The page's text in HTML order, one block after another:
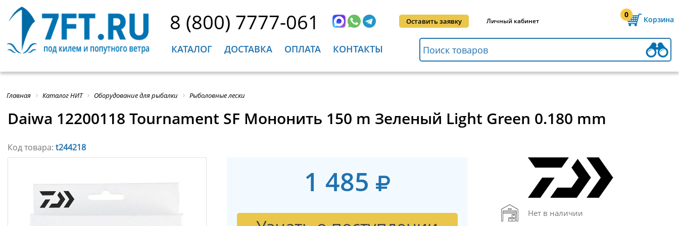
8 (800) 7777-061 Оставить заявку Личный кабинет
0
Корзина
КАТАЛОГ ДОСТАВКА ОПЛАТА КОНТАКТЫ
Главная Каталог НИТ Оборудование для рыбалки Рыболовные лески
Daiwa 12200118 Tournament SF Мононить 150 m Зеленый Light Green 0.180 mm
Код товара: t244218
1 485
Нет в наличии